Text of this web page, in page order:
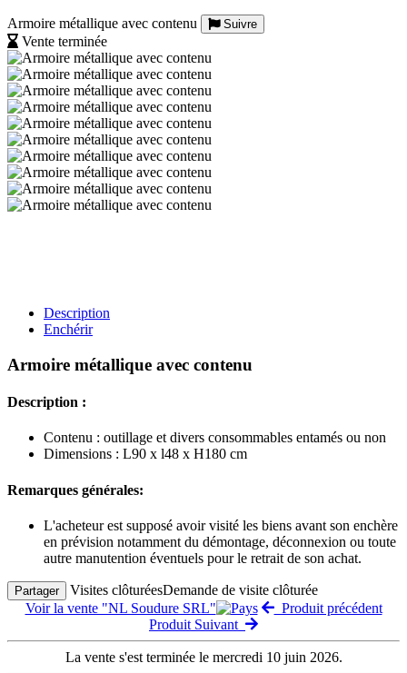
Armoire métallique avec contenu Suivre
Vente terminée
Description
Enchérir
Armoire métallique avec contenu
Description :
Contenu : outillage et divers consommables entamés ou non
Dimensions : L90 x l48 x H180 cm
Remarques générales:
L'acheteur est supposé avoir visité les biens avant son enchère
en prévision notamment du démontage, déconnexion ou toute
autre manutention éventuels pour le retrait de son achat.
Partager Visites clôturéesDemande de visite clôturée
Voir la vente "NL Soudure SRL"
Produit précédent
Produit Suivant
La vente s'est terminée le mercredi 10 juin 2026.